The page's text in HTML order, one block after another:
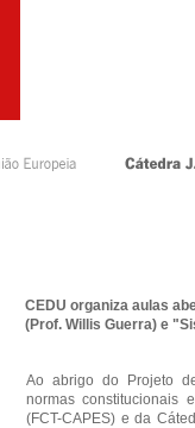
CEDU organiza aulas
(Prof. Willis Guerra) e
Ao abrigo do Projeto
normas constitucionais
(FCT-CAPES) e da